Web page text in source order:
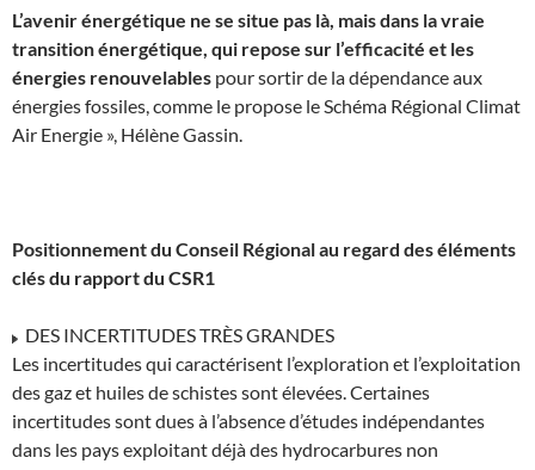
L’avenir énergétique ne se situe pas là, mais dans la vraie
transition énergétique, qui repose sur l’efficacité et les
énergies renouvelables pour sortir de la dépendance aux
énergies fossiles, comme le propose le Schéma Régional Climat
Air Energie », Hélène Gassin.
Positionnement du Conseil Régional au regard des éléments
clés du rapport du CSR1
DES INCERTITUDES TRÈS GRANDES
Les incertitudes qui caractérisent l’exploration et l’exploitation
des gaz et huiles de schistes sont élevées. Certaines
incertitudes sont dues à l’absence d’études indépendantes
dans les pays exploitant déjà des hydrocarbures non